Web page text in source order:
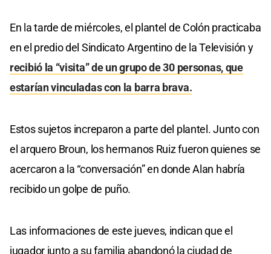
En la tarde de miércoles, el plantel de Colón practicaba
en el predio del Sindicato Argentino de la Televisión y
recibió la “visita” de un grupo de 30 personas, que
estarían vinculadas con la barra brava.
Estos sujetos increparon a parte del plantel. Junto con
el arquero Broun, los hermanos Ruiz fueron quienes se
acercaron a la “conversación” en donde Alan habría
recibido un golpe de puño.
Las informaciones de este jueves, indican que el
jugador junto a su familia abandonó la ciudad de